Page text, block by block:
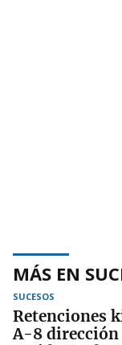
MÁS EN
SUCESOS
Retenciones
A-8